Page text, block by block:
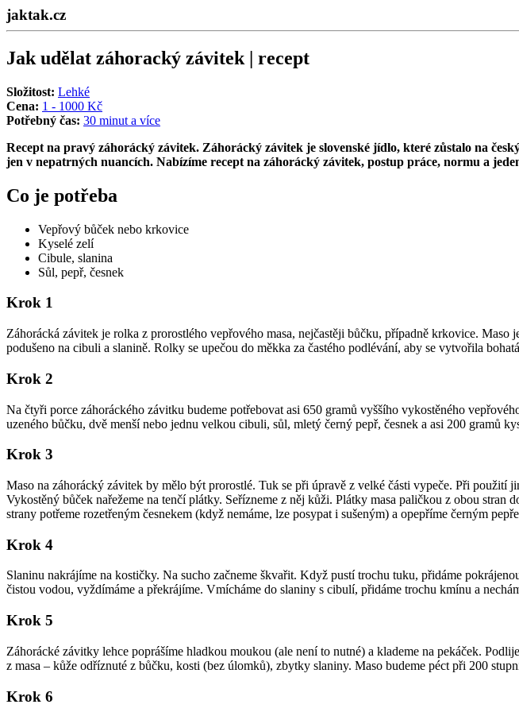
jaktak.cz
Jak udělat záhoracký závitek | recept
Složitost: Lehké
Cena: 1 - 1000 Kč
Potřebný čas: 30 minut a více
Recept na pravý záhorácký závitek. Záhorácký závitek je slovenské jídlo, které zůstalo na
jen v nepatrných nuancích. Nabízíme recept na záhorácký závitek, postup práce, normu a
Co je potřeba
Vepřový bůček nebo krkovice
Kyselé zelí
Cibule, slanina
Sůl, pepř, česnek
Krok 1
Záhorácká závitek je rolka z prorostlého vepřového masa, nejčastěji bůčku, případně krkovice.
podušeno na cibuli a slanině. Rolky se upečou do měkka za častého podlévání, aby se vytvořila
Krok 2
Na čtyři porce záhoráckého závitku budeme potřebovat asi 650 gramů vyššího vykostěného
uzeného bůčku, dvě menší nebo jednu velkou cibuli, sůl, mletý černý pepř, česnek a asi 200 gramů
Krok 3
Maso na záhorácký závitek by mělo být prorostlé. Tuk se při úpravě z velké části vypeče. Při
Vykostěný bůček nařežeme na tenčí plátky. Seřízneme z něj kůži. Plátky masa paličkou z obou
strany potřeme rozetřeným česnekem (když nemáme, lze posypat i sušeným) a opepříme černým
Krok 4
Slaninu nakrájíme na kostičky. Na sucho začneme škvařit. Když pustí trochu tuku, přidáme
čistou vodou, vyždímáme a překrájíme. Vmícháme do slaniny s cibulí, přidáme trochu kmínu a
Krok 5
Záhorácké závitky lehce poprášíme hladkou moukou (ale není to nutné) a klademe na pekáček.
z masa – kůže odříznuté z bůčku, kosti (bez úlomků), zbytky slaniny. Maso budeme péct při 200
Krok 6